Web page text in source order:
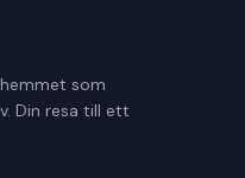
som
Din resa till ett